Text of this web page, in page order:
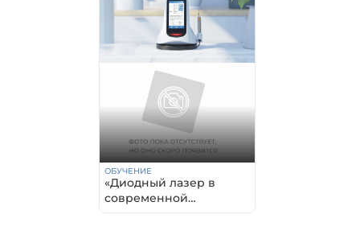
ОБУЧЕНИЕ
«Диодный лазер в
современной
стоматологии»